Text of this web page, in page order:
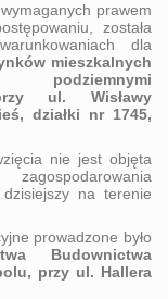
prawem
została
dla
mieszkalnych
podziemnymi
ul. Wisławy
działki nr 1745,
nie jest objęta
na terenie
prowadzone było
Budownictwa
przy ul. Hallera